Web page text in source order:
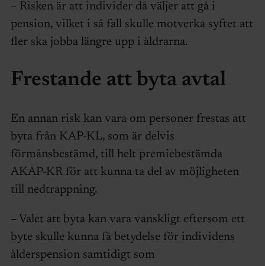
– Risken är att individer då väljer att gå i
pension, vilket i så fall skulle motverka syftet att
fler ska jobba längre upp i åldrarna.
Frestande att byta avtal
En annan risk kan vara om personer frestas att
byta från KAP-KL, som är delvis
förmånsbestämd, till helt premiebestämda
AKAP-KR för att kunna ta del av möjligheten
till nedtrappning.
– Valet att byta kan vara vanskligt eftersom ett
byte skulle kunna få betydelse för individens
ålderspension samtidigt som